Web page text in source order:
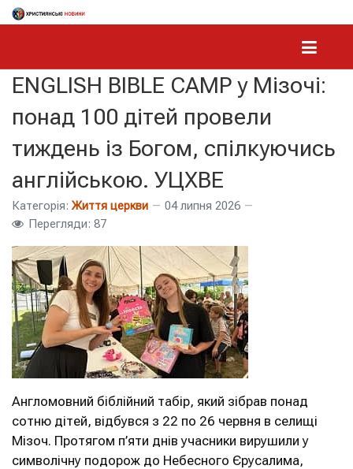
ENGLISH BIBLE CAMP у Мізочі:
понад 100 дітей провели
тиждень із Богом, спілкуючись
англійською. УЦХВЕ
Категорія: Життя церкви
04 липня 2026
Перегляди: 87
Англомовний біблійний табір, який зібрав понад
сотню дітей, відбувся з 22 по 26 червня в селищі
Мізоч. Протягом п’яти днів учасники вирушили у
символічну подорож до Небесного Єрусалима,